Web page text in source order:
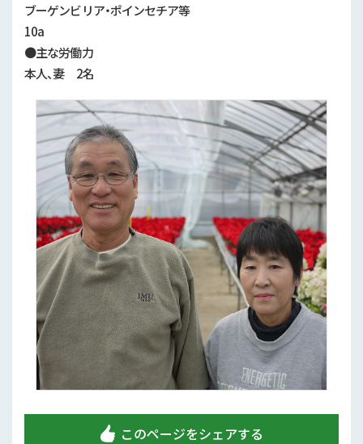
ブーゲンビリア・ポインセチア等
10a
●主な労働力
本人、妻 2名
このページをシェアする